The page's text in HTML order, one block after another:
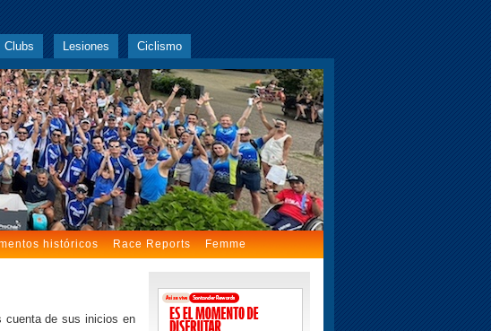
Clubs Lesiones Ciclismo
históricos Race Reports Femme
cuenta de sus inicios en